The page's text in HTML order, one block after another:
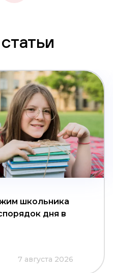
школьника
дня в
7 августа 2026